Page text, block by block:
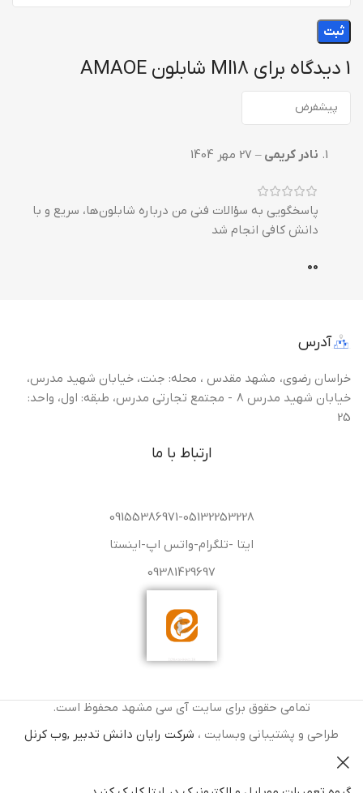
1 دیدگاه برای MI18 شابلون AMAOE
نادر کریمی – 27 مهر 1404
پاسخگویی به سؤالات فنی من درباره شابلون‌ها، سریع و با
دانش کافی انجام شد
0
0
آدرس
خراسان رضوی، مشهد مقدس ، محله: جنت، خیابان شهید مدرس،
خیابان شهید مدرس 8 - مجتمع تجارتی مدرس، طبقه: اول، واحد:
25
ارتباط با ما
09155386971-05132253228
ایتا -تلگرام-واتس اپ-اینستا
09381429697
تمامی حقوق برای سایت آی سی مشهد محفوظ است.
طراحی و پشتیبانی وبسایت ، شرکت رایان دانش تدبیر ,وب کرنل